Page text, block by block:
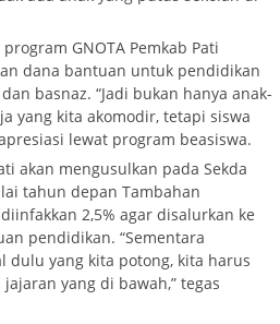
GNOTA Pemkab Pati
dana bantuan untuk pendidikan
basnaz. “Jadi bukan hanya anak-
yang kita akomodir, tetapi siswa
lewat program beasiswa.
akan mengusulkan pada Sekda
tahun depan Tambahan
2,5% agar disalurkan ke
pendidikan. “Sementara
dulu yang kita potong, kita harus
yang di bawah,” tegas